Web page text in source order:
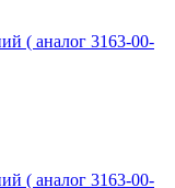
( аналог 3163-00-
( аналог 3163-00-